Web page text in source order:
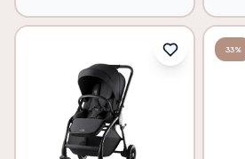
33%